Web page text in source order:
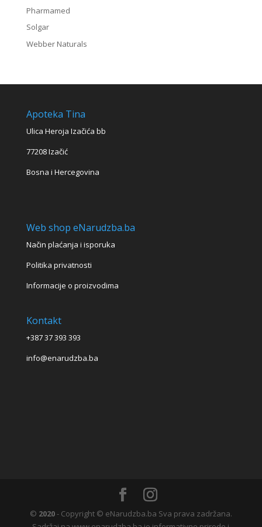
Pharmamed
Solgar
Webber Naturals
Apoteka Tina
Ulica Heroja Izačića bb
77208 Izačić
Bosna i Hercegovina
Web shop eNarudzba.ba
Način plaćanja i isporuka
Politika privatnosti
Informacije o proizvodima
Kontakt
+387 37 393 393
info@enarudzba.ba
© 2020- Copyright © eNarudzba.ba Sva prava zadržana.